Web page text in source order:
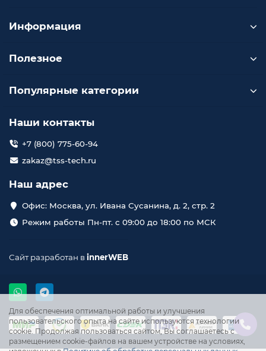
Для обеспечения оптимальной работы и улучшения
пользовательского опыта на сайте используются технологии
cookie. Продолжая пользоваться сайтом, Вы соглашаетесь с
размещением cookie-файлов на вашем устройстве на условиях,
Информация
Полезное
Популярные категории
Наши контакты
+7 (800) 775-60-94
zakaz@tss-tech.ru
Наш адрес
Офис: Москва, ул. Ивана Сусанина, д. 2, стр. 2
Режим работы Пн-пт. с 09:00 до 18:00 по МСК
Сайт разработан вinnerWEB